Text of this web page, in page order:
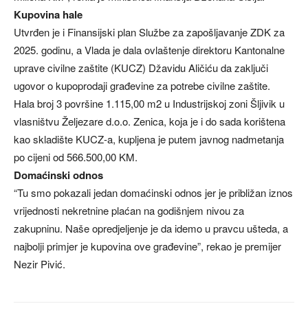
Kupovina hale
Utvrđen je i Finansijski plan Službe za zapošljavanje ZDK za
2025. godinu, a Vlada je dala ovlaštenje direktoru Kantonalne
uprave civilne zaštite (KUCZ) Džavidu Aličiću da zaključi
ugovor o kupoprodaji građevine za potrebe civilne zaštite.
Hala broj 3 površine 1.115,00 m2 u Industrijskoj zoni Šljivik u
vlasništvu Željezare d.o.o. Zenica, koja je i do sada korištena
kao skladište KUCZ-a, kupljena je putem javnog nadmetanja
po cijeni od 566.500,00 KM.
Domaćinski odnos
“Tu smo pokazali jedan domaćinski odnos jer je približan iznos
vrijednosti nekretnine plaćan na godišnjem nivou za
zakupninu. Naše opredjeljenje je da idemo u pravcu ušteda, a
najbolji primjer je kupovina ove građevine”, rekao je premijer
Nezir Pivić.